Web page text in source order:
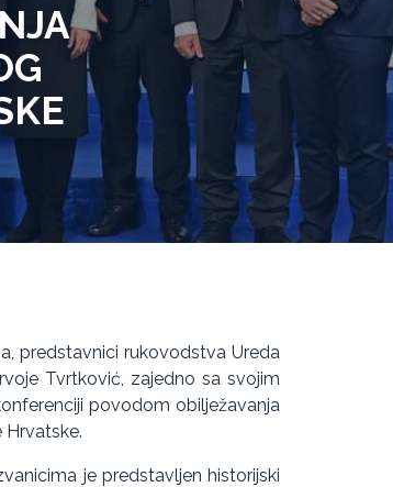
predstavnici rukovodstva Ureda
Tvrtković, zajedno sa svojim
povodom obilježavanja
Hrvatske.
je predstavljen historijski